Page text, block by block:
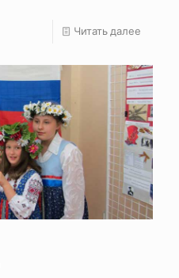
Читать далее